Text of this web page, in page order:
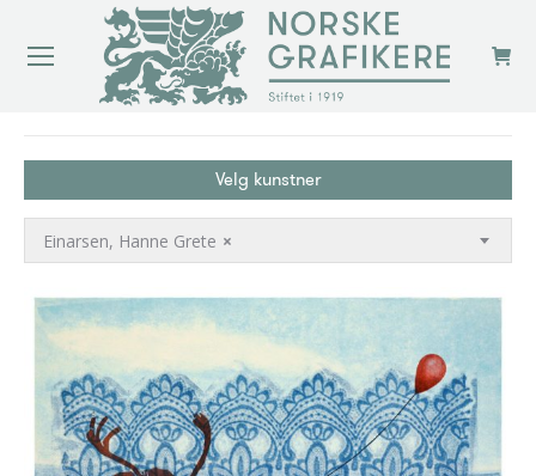
Velg kunstner
×
Einarsen, Hanne Grete